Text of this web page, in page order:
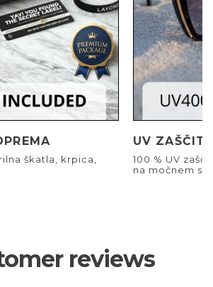
škatla, krpica,
UV
100 % UV
na močnem
reviews